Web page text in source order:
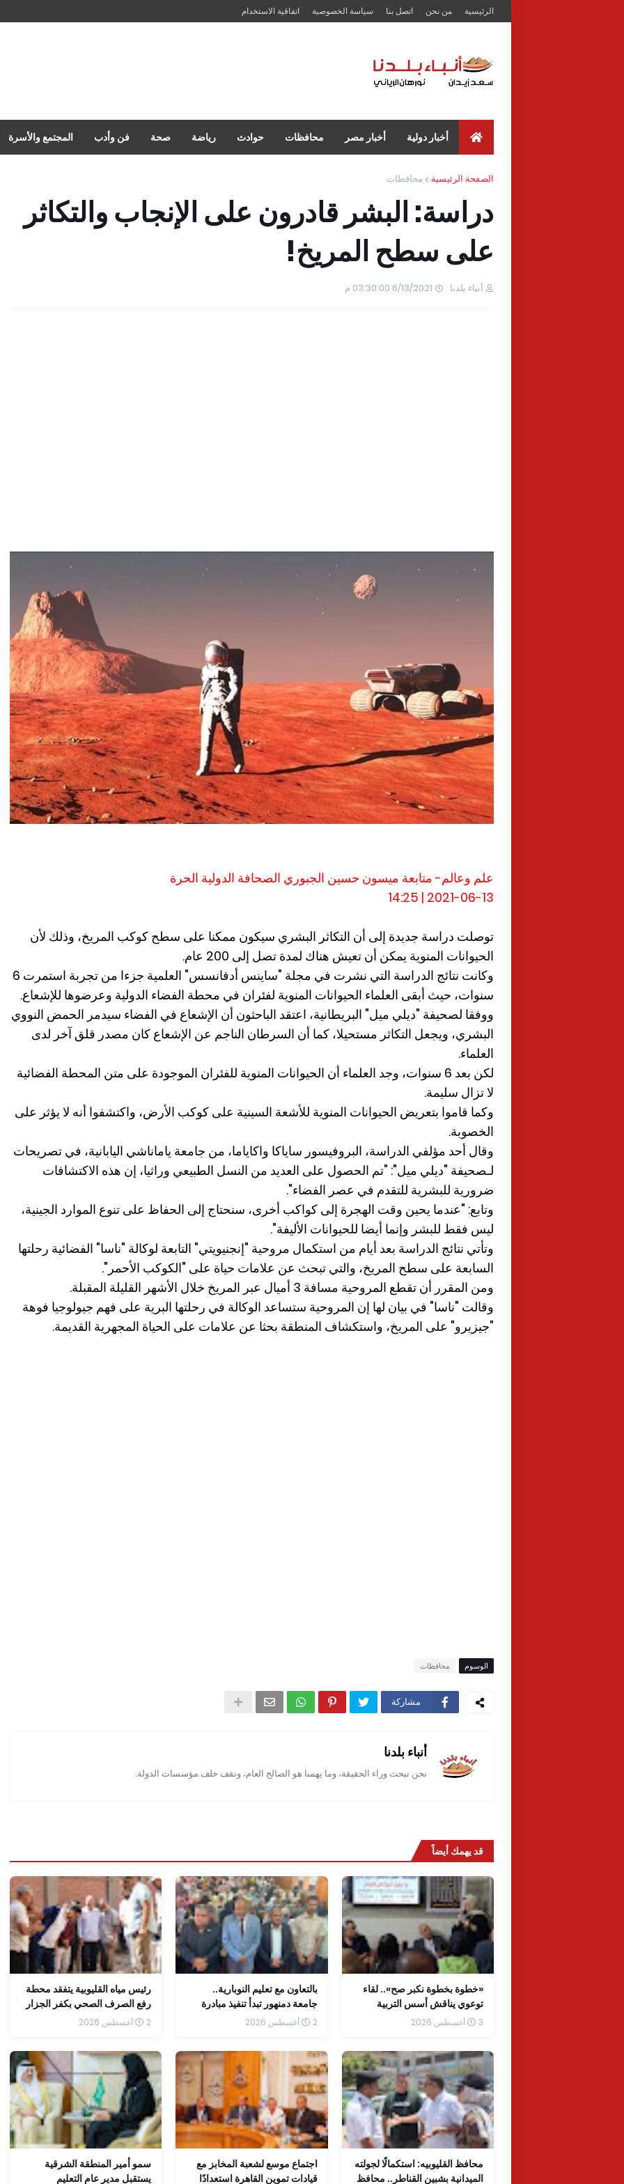
الرئيسية من نحن اتصل بنا سياسة الخصوصية اتفاقية الاستخدام
أخبار دولية أخبار مصر محافظات حوادث رياضة صحة فن وأدب المجتمع والأسرة
الصفحة الرئيسية محافظات
دراسة: البشر قادرون على الإنجاب والتكاثر
على سطح المريخ!
أنباء بلدنا 6/13/2021 03:30:00 م
علم وعالم- متابعة ميسون حسين الجبوري الصحافة الدولية الحرة
2021-06-13 | 14:25
توصلت دراسة جديدة إلى أن التكاثر البشري سيكون ممكنا على سطح كوكب المريخ، وذلك لأن
الحيوانات المنوية يمكن أن تعيش هناك لمدة تصل إلى 200 عام.
وكانت نتائج الدراسة التي نشرت في مجلة "ساينس أدفانسس" العلمية جزءا من تجربة استمرت 6
سنوات، حيث أبقى العلماء الحيوانات المنوية لفئران في محطة الفضاء الدولية وعرضوها للإشعاع.
ووفقا لصحيفة "ديلي ميل" البريطانية، اعتقد الباحثون أن الإشعاع في الفضاء سيدمر الحمض النووي
البشري، ويجعل التكاثر مستحيلا، كما أن السرطان الناجم عن الإشعاع كان مصدر قلق آخر لدى
العلماء.
لكن بعد 6 سنوات، وجد العلماء أن الحيوانات المنوية للفئران الموجودة على متن المحطة الفضائية
لا تزال سليمة.
وكما قاموا بتعريض الحيوانات المنوية للأشعة السينية على كوكب الأرض، واكتشفوا أنه لا يؤثر على
الخصوبة.
وقال أحد مؤلفي الدراسة، البروفيسور ساياكا واكاياما، من جامعة ياماناشي اليابانية، في تصريحات
لـصحيفة "ديلي ميل": "تم الحصول على العديد من النسل الطبيعي وراثيا، إن هذه الاكتشافات
ضرورية للبشرية للتقدم في عصر الفضاء".
وتابع: "عندما يحين وقت الهجرة إلى كواكب أخرى، سنحتاج إلى الحفاظ على تنوع الموارد الجينية،
ليس فقط للبشر وإنما أيضا للحيوانات الأليفة".
وتأتي نتائج الدراسة بعد أيام من استكمال مروحية "إنجنيويتي" التابعة لوكالة "ناسا" الفضائية رحلتها
السابعة على سطح المريخ، والتي تبحث عن علامات حياة على "الكوكب الأحمر".
ومن المقرر أن تقطع المروحية مسافة 3 أميال عبر المريخ خلال الأشهر القليلة المقبلة.
وقالت "ناسا" في بيان لها إن المروحية ستساعد الوكالة في رحلتها البرية على فهم جيولوجيا فوهة
"جيزيرو" على المريخ، واستكشاف المنطقة بحثا عن علامات على الحياة المجهرية القديمة.
الوسوم محافظات
مشاركة
أنباء بلدنا
نحن نبحث وراء الحقيقة، وما يهمنا هو الصالح العام، ونقف خلف مؤسسات الدولة.
قد يهمك أيضاً
«خطوة بخطوة نكبر صح».. لقاء
توعوي يناقش أسس التربية
والصحة النفسية للأسرة بالدار
3 أغسطس 2026
بالتعاون مع تعليم النوبارية..
جامعة دمنهور تبدأ تنفيذ مبادرة
تأهيل طلاب البكالوريا لمسار
2 أغسطس 2026
رئيس مياه القليوبية يتفقد محطة
رفع الصرف الصحي بكفر الجزار
ويشدد على سرعة إنهاء إجراءات
2 أغسطس 2026
محافظ القليوبيه: استكمالًا لجولته
الميدانية بشبين القناطر.. محافظ
اجتماع موسع لشعبة المخابز مع
قيادات تموين القاهرة استعدادًا
سمو أمير المنطقة الشرقية
يستقبل مدير عام التعليم